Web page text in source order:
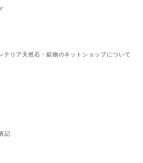
テリア天然石・鉱物のネットショップについて
記